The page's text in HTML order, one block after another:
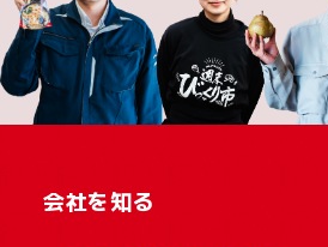
会社を知る